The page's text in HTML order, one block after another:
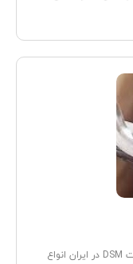
شرکت اکبریه به عنوان نمایندگی انحصاری شرکت DSM در ایران انواع